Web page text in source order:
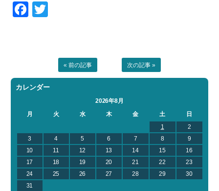
Facebook
« 前の記事 次の記事 »
カレンダー
2026年8月
月
火 水 木 金 土
日
1
2
3
4 5 6 7 8
9
10
11 12 13 14 15
16
17
18 19 20 21 22
23
24
25 26 27 28 29
30
31